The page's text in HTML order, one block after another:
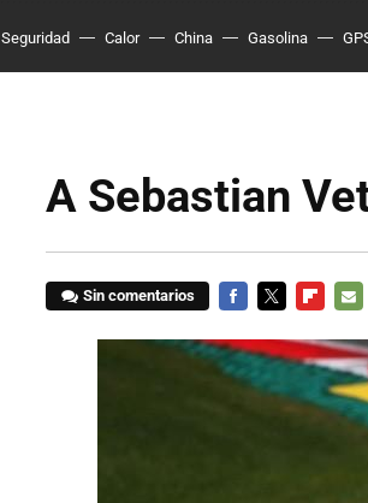
Seguridad Calor China Gasolina
A Sebastian
Sin comentarios